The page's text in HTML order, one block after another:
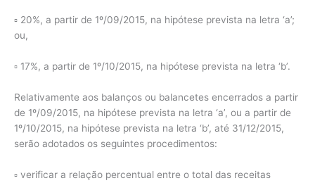
▫ 20%, a partir de 1º/09/2015, na hipótese prevista na letra ‘a’;
ou,
▫ 17%, a partir de 1º/10/2015, na hipótese prevista na letra ‘b’.
Relativamente aos balanços ou balancetes encerrados a partir
de 1º/09/2015, na hipótese prevista na letra ‘a’, ou a partir de
1º/10/2015, na hipótese prevista na letra ‘b’, até 31/12/2015,
serão adotados os seguintes procedimentos:
▫ verificar a relação percentual entre o total das receitas